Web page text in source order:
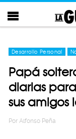
Desarrollo Personal
Papá
diarias
sus amigos
Por Alfonso Peña